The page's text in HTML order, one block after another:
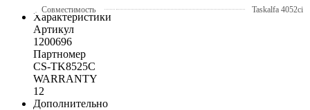
Совместимость Taskalfa 4052ci
Характеристики
Артикул
1200696
Партномер
CS-TK8525C
WARRANTY
12
Дополнительно